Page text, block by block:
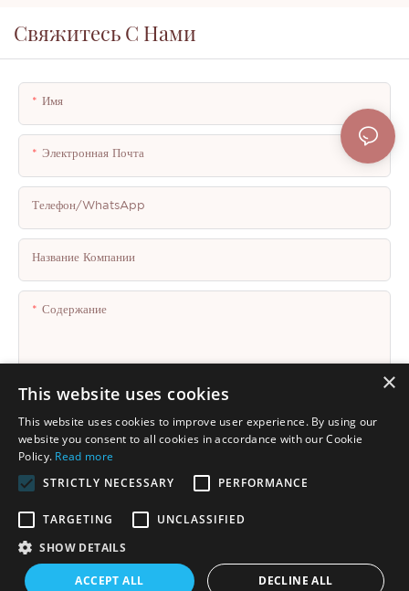
Свяжитесь С Нами
Имя
Электронная Почта
Телефон/WhatsApp
Название Компании
Содержание
Отправить Запрос Сейчас
Авторские права © 2025 Shenzhen Thincen Technology Co., Ltd. -
www.thincen.com | Карта сайта
×
This website uses cookies
This website uses cookies to improve user experience. By using our
website you consent to all cookies in accordance with our Cookie
Policy. Read more
STRICTLY NECESSARY
PERFORMANCE
TARGETING
UNCLASSIFIED
SHOW DETAILS
ACCEPT ALL DECLINE ALL